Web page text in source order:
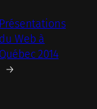
Présentations
du Web à
Québec 2014
→